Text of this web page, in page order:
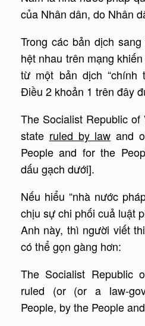
của Nhân dân, do Nhân
Trong các bản dịch
hệt nhau trên mạng
từ một bản dịch “chính
Điều 2 khoản 1 trên đây
The Socialist Republic
state ruled by law and
People and for the
dấu gạch dưới].
Nếu hiểu “nhà nước
chịu sự chi phối cuả luật
Anh này, thì người viết
có thể gọn gàng hơn:
The Socialist Republic
ruled (or (or a law-
People, by the People